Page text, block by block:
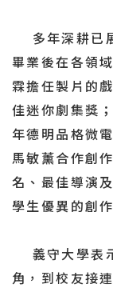
多年深耕已
畢業後在各領
霖擔任製片的
佳迷你劇集獎
年德明品格微
馬敏薰合作創
名、最佳導演
學生優異的創
義守大學表
角，到校友接